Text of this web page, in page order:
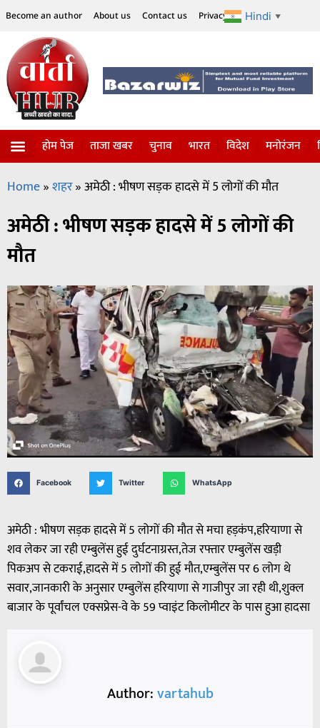
Become an author About us Contact us Privacy Policy Disclaimer
Hindi ▼
होम पेज ताजा खबर चुनाव भारत विदेश मनोरंजन
Home»शहर»अमेठी : भीषण सड़क हादसे में 5 लोगों की मौत
अमेठी : भीषण सड़क हादसे में 5 लोगों की
मौत
Facebook Twitter WhatsApp
अमेठी : भीषण सड़क हादसे में 5 लोगों की मौत से मचा हड़कंप,हरियाणा से
शव लेकर जा रही एम्बुलेंस हुई दुर्घटनाग्रस्त,तेज रफ्तार एम्बुलेंस खड़ी
पिकअप से टकराई,हादसे में 5 लोगों की हुई मौत,एम्बुलेंस पर 6 लोग थे
सवार,जानकारी के अनुसार एम्बुलेंस हरियाणा से गाजीपुर जा रही थी,शुक्ल
बाजार के पूर्वांचल एक्सप्रेस-वे के 59 प्वाइंट किलोमीटर के पास हुआ हादसा
Author:vartahub